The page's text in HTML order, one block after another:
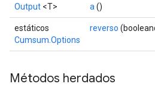
Output <T> a ()
estáticos
Cumsum.Options
reverso
Métodos herdados